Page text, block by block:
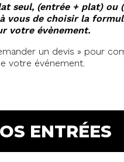
seul, (entrée + plat) ou
vous de choisir la
votre évènement.
un devis » pour
votre événement.
ENTRÉES